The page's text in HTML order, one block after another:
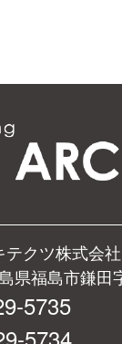
テクツ株式会社
県福島市鎌田
5735